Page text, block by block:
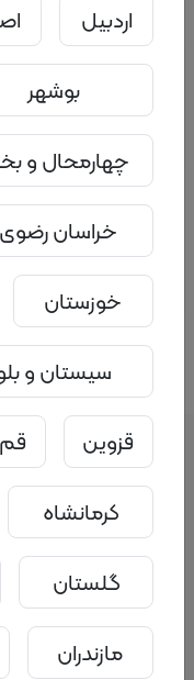
درباره پگاه بابادی
سابقه ی زوج درمانگری ،
آموزشی
نظرات کاربران
برای ارسال نظر ابتداوارد
اردبیل
بوشهر
چهارمحال و
خراسان رضوی
خوزستان
سیستان و
قزوین
قم
کرمانشاه
گلستان
مازندران
سامانه